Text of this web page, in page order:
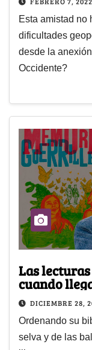
Esta amistad no
dificultades
desde la
Occidente?
Las
cuando
DICIEMBRE 28,
Ordenando su
selva y de las